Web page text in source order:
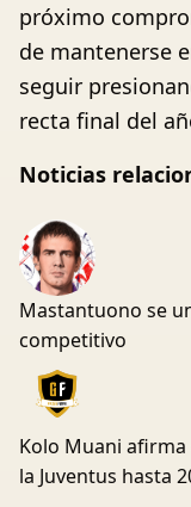
próximo
de mantenerse
seguir
recta final del
Noticias
Mastantuono se
competitivo
Kolo Muani
la Juventus hasta